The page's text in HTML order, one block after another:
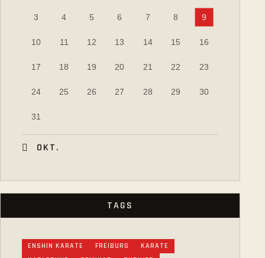
3 4 5 6 7 8 9
10 11 12 13 14 15 16
17 18 19 20 21 22 23
24 25 26 27 28 29 30
31
« OKT.
TAGS
ENSHIN KARATE FREIBURG
KARATE